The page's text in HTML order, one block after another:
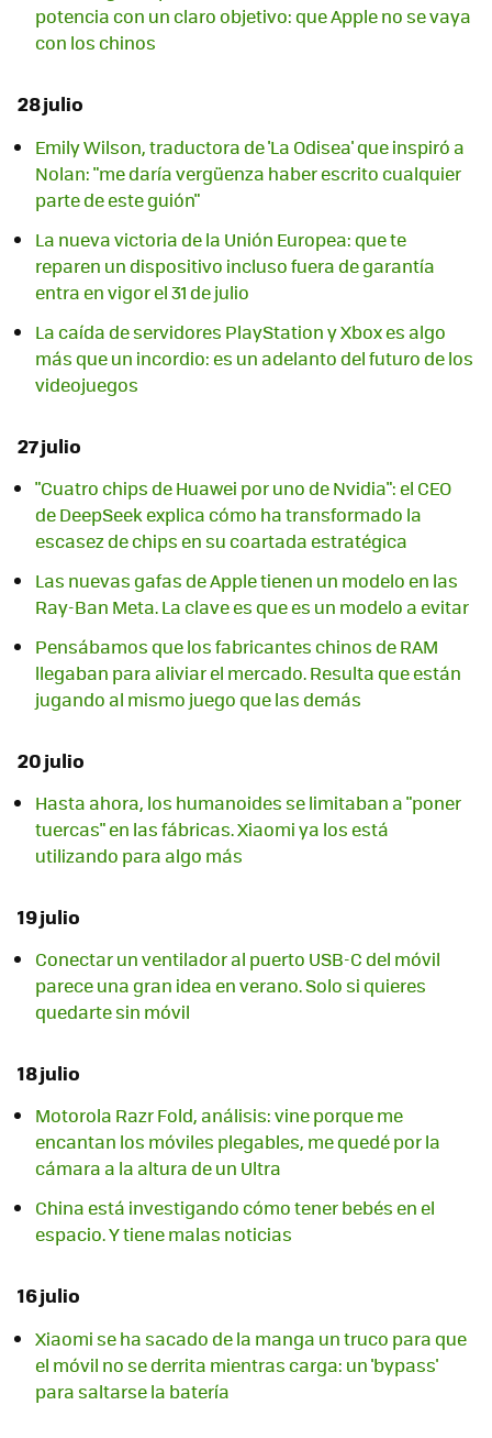
potencia con un claro objetivo: que Apple no se vaya
con los chinos
28 julio
Emily Wilson, traductora de 'La Odisea' que inspiró a
Nolan: "me daría vergüenza haber escrito cualquier
parte de este guión"
La nueva victoria de la Unión Europea: que te
reparen un dispositivo incluso fuera de garantía
entra en vigor el 31 de julio
La caída de servidores PlayStation y Xbox es algo
más que un incordio: es un adelanto del futuro de los
videojuegos
27 julio
"Cuatro chips de Huawei por uno de Nvidia": el CEO
de DeepSeek explica cómo ha transformado la
escasez de chips en su coartada estratégica
Las nuevas gafas de Apple tienen un modelo en las
Ray-Ban Meta. La clave es que es un modelo a evitar
Pensábamos que los fabricantes chinos de RAM
llegaban para aliviar el mercado. Resulta que están
jugando al mismo juego que las demás
20 julio
Hasta ahora, los humanoides se limitaban a "poner
tuercas" en las fábricas. Xiaomi ya los está
utilizando para algo más
19 julio
Conectar un ventilador al puerto USB-C del móvil
parece una gran idea en verano. Solo si quieres
quedarte sin móvil
18 julio
Motorola Razr Fold, análisis: vine porque me
encantan los móviles plegables, me quedé por la
cámara a la altura de un Ultra
China está investigando cómo tener bebés en el
espacio. Y tiene malas noticias
16 julio
Xiaomi se ha sacado de la manga un truco para que
el móvil no se derrita mientras carga: un 'bypass'
para saltarse la batería